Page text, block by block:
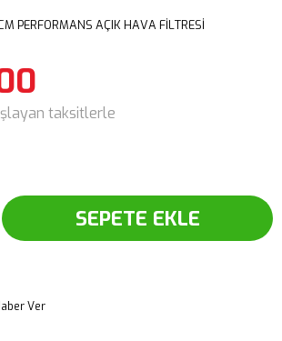
PERFORMANS AÇIK HAVA FİLTRESİ
taksitlerle
Ver